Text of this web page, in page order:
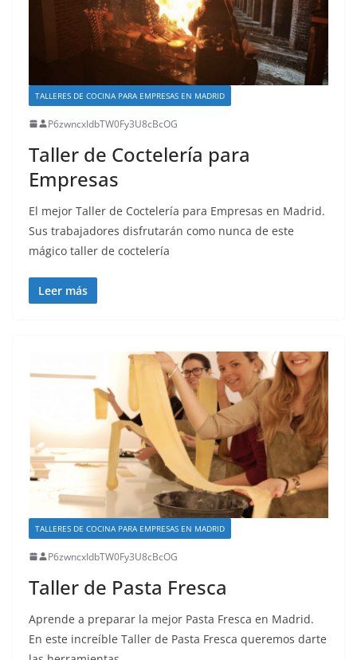
TALLERES DE COCINA PARA EMPRESAS EN MADRID
P6zwncxIdbTW0Fy3U8cBcOG
Taller de Coctelería para
Empresas
El mejor Taller de Coctelería para Empresas en Madrid.
Sus trabajadores disfrutarán como nunca de este
mágico taller de coctelería
Leer más
TALLERES DE COCINA PARA EMPRESAS EN MADRID
P6zwncxIdbTW0Fy3U8cBcOG
Taller de Pasta Fresca
Aprende a preparar la mejor Pasta Fresca en Madrid.
En este increíble Taller de Pasta Fresca queremos darte